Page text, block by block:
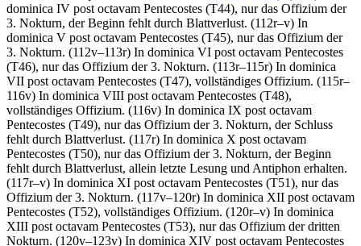
dominica IV post octavam Pentecostes (T44), nur das Offizium der
3. Nokturn, der Beginn fehlt durch Blattverlust. (112r–v) In
dominica V post octavam Pentecostes (T45), nur das Offizium der
3. Nokturn. (112v–113r) In dominica VI post octavam Pentecostes
(T46), nur das Offizium der 3. Nokturn. (113r–115r) In dominica
VII post octavam Pentecostes (T47), vollständiges Offizium. (115r–
116v) In dominica VIII post octavam Pentecostes (T48),
vollständiges Offizium. (116v) In dominica IX post octavam
Pentecostes (T49), nur das Offizium der 3. Nokturn, der Schluss
fehlt durch Blattverlust. (117r) In dominica X post octavam
Pentecostes (T50), nur das Offizium der 3. Nokturn, der Beginn
fehlt durch Blattverlust, allein letzte Lesung und Antiphon erhalten.
(117r–v) In dominica XI post octavam Pentecostes (T51), nur das
Offizium der 3. Nokturn. (117v–120r) In dominica XII post octavam
Pentecostes (T52), vollständiges Offizium. (120r–v) In dominica
XIII post octavam Pentecostes (T53), nur das Offizium der dritten
Nokturn. (120v–123v) In dominica XIV post octavam Pentecostes